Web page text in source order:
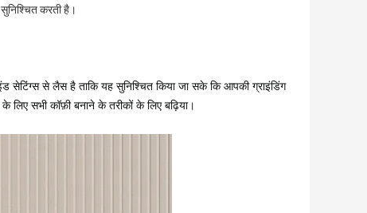
करती है।
से लैस है ताकि यह सुनिश्चित किया जा सके कि आपकी ग्राइंडिंग
सभी कॉफ़ी बनाने के तरीकों के लिए बढ़िया।